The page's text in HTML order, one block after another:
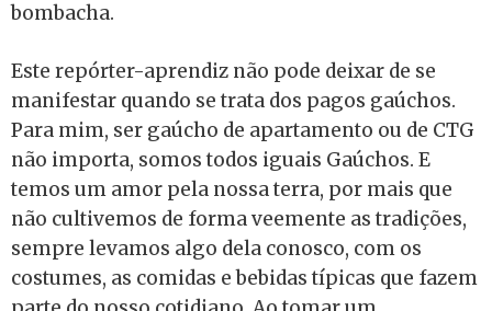
bombacha.
Este repórter-aprendiz não pode deixar de se
manifestar quando se trata dos pagos gaúchos.
Para mim, ser gaúcho de apartamento ou de CTG
não importa, somos todos iguais Gaúchos. E
temos um amor pela nossa terra, por mais que
não cultivemos de forma veemente as tradições,
sempre levamos algo dela conosco, com os
costumes, as comidas e bebidas típicas que fazem